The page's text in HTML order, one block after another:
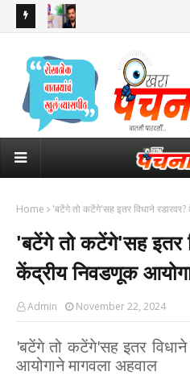
Home 'बटेंगे तो कटेंगे'सह इतर विधाने
'बटेंगे तो कटेंगे'सह इतर
केंद्रीय निवडणूक
Admin November 22, 2024
'बटेंगे तो कटेंगे'सह इतर
आयोगाने मागवला अहवाल